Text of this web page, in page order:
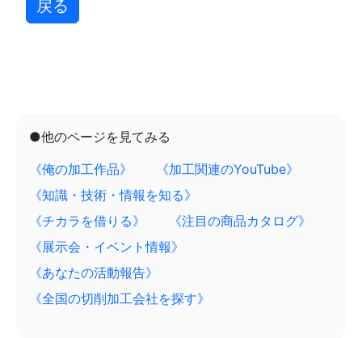
戻る
●他のページを見てみる
《俺の加工作品》
《加工関連のYouTube》
《知識・技術・情報を知る》
《チカラを借りる》
《注目の商品カタログ》
《展示会・イベント情報》
《あなたの活動報告》
《全国の切削加工会社を探す》